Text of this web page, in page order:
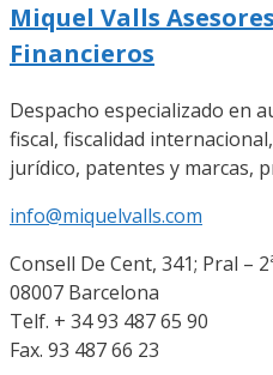
Miquel Valls
Financieros
Despacho especializado en
fiscal, fiscalidad
jurídico, patentes y marcas,
info@miquelvalls.com
Consell De Cent, 341; Pral –
08007 Barcelona
Telf. + 34 93 487 65 90
Fax. 93 487 66 23